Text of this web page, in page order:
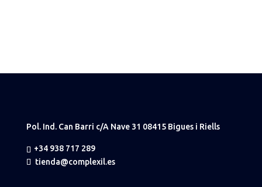
Pol. Ind. Can Barri c/A Nave 31 08415 Bigues i Riells
+34 938 717 289
tienda@complexil.es